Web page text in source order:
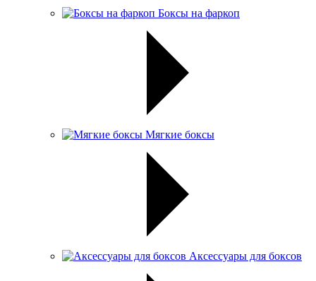
Боксы на фаркоп
Мягкие боксы
Аксессуары для боксов